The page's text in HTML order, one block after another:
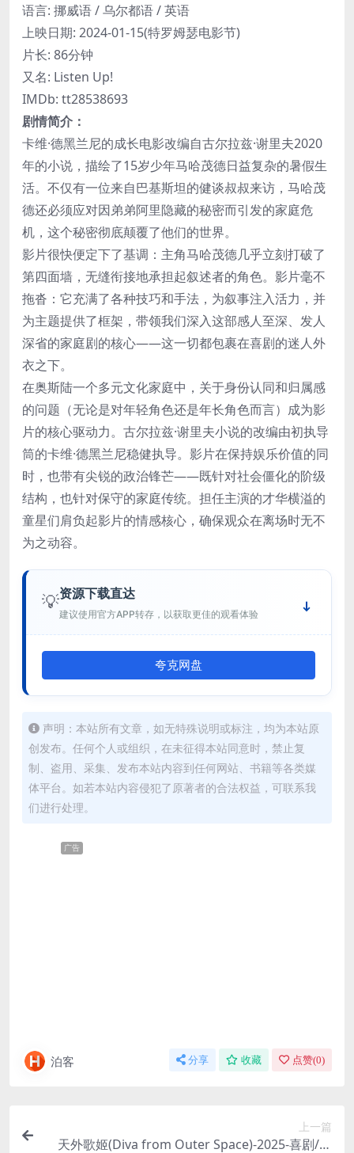
语言: 挪威语 / 乌尔都语 / 英语
上映日期: 2024-01-15(特罗姆瑟电影节)
片长: 86分钟
又名: Listen Up!
IMDb: tt28538693
剧情简介：
卡维·德黑兰尼的成长电影改编自古尔拉兹·谢里夫2020
年的小说，描绘了15岁少年马哈茂德日益复杂的暑假生
活。不仅有一位来自巴基斯坦的健谈叔叔来访，马哈茂
德还必须应对因弟弟阿里隐藏的秘密而引发的家庭危
机，这个秘密彻底颠覆了他们的世界。
影片很快便定下了基调：主角马哈茂德几乎立刻打破了
第四面墙，无缝衔接地承担起叙述者的角色。影片毫不
拖沓：它充满了各种技巧和手法，为叙事注入活力，并
为主题提供了框架，带领我们深入这部感人至深、发人
深省的家庭剧的核心——这一切都包裹在喜剧的迷人外
衣之下。
在奥斯陆一个多元文化家庭中，关于身份认同和归属感
的问题（无论是对年轻角色还是年长角色而言）成为影
片的核心驱动力。古尔拉兹·谢里夫小说的改编由初执导
筒的卡维·德黑兰尼稳健执导。影片在保持娱乐价值的同
时，也带有尖锐的政治锋芒——既针对社会僵化的阶级
结构，也针对保守的家庭传统。担任主演的才华横溢的
童星们肩负起影片的情感核心，确保观众在离场时无不
为之动容。
💡资源下载直达
建议使用官方APP转存，以获取更佳的观看体验
夸克网盘
声明：本站所有文章，如无特殊说明或标注，均为本站原
创发布。任何个人或组织，在未征得本站同意时，禁止复
制、盗用、采集、发布本站内容到任何网站、书籍等各类媒
体平台。如若本站内容侵犯了原著者的合法权益，可联系我
们进行处理。
广告
泊客 分享 收藏 点赞(0)
上一篇
天外歌姬(Diva from Outer Space)-2025-喜剧/科